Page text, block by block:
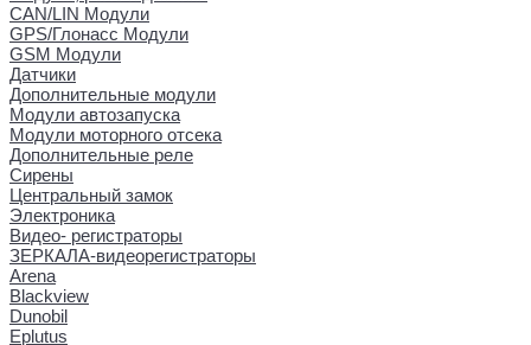
CAN/LIN Модули
GPS/Глонасс Модули
GSM Модули
Датчики
Дополнительные модули
Модули автозапуска
Модули моторного отсека
Дополнительные реле
Сирены
Центральный замок
Электроника
Видео- регистраторы
ЗЕРКАЛА-видеорегистраторы
Arena
Blackview
Dunobil
Eplutus